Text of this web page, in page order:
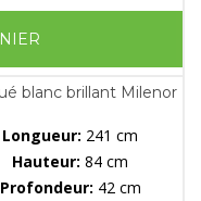
blanc brillant Milenor
Longueur: 241 cm
Hauteur: 84 cm
Profondeur: 42 cm